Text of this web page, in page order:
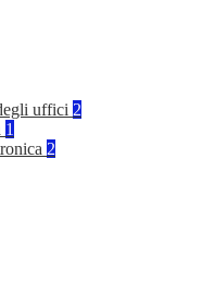
uffici 2
1
2